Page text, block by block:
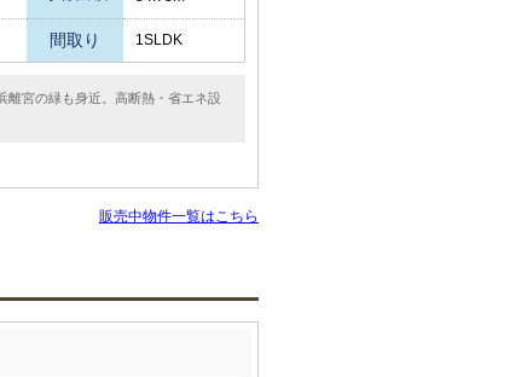
間取り 1SLDK
離宮の緑も身近。高断熱・省エネ設
販売中物件一覧はこちら